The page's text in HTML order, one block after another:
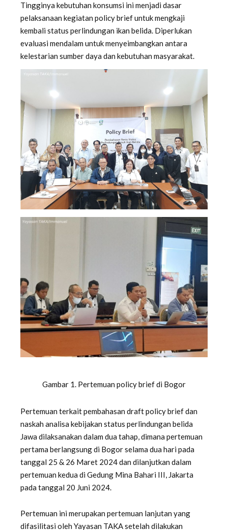
Tingginya kebutuhan konsumsi ini menjadi dasar
pelaksanaan kegiatan policy brief untuk mengkaji
kembali status perlindungan ikan belida. Diperlukan
evaluasi mendalam untuk menyeimbangkan antara
kelestarian sumber daya dan kebutuhan masyarakat.
Gambar 1. Pertemuan policy brief di Bogor
Pertemuan terkait pembahasan draft policy brief dan
naskah analisa kebijakan status perlindungan belida
Jawa dilaksanakan dalam dua tahap, dimana pertemuan
pertama berlangsung di Bogor selama dua hari pada
tanggal 25 & 26 Maret 2024 dan dilanjutkan dalam
pertemuan kedua di Gedung Mina Bahari III, Jakarta
pada tanggal 20 Juni 2024.
Pertemuan ini merupakan pertemuan lanjutan yang
difasilitasi oleh Yayasan TAKA setelah dilakukan